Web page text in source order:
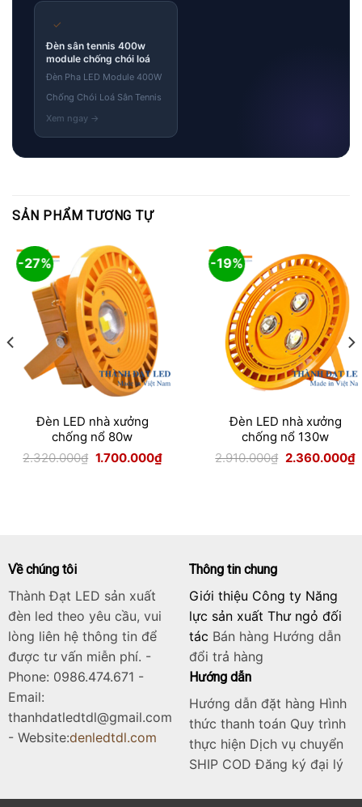
✓
Đèn sân tennis 400w
module chống chói loá
Đèn Pha LED Module 400W
Chống Chói Loá Sân Tennis
SẢN PHẨM TƯƠNG TỰ
-27%
Đèn LED nhà xưởng
chống nổ 80w
2.320.000₫ Giá
gốc
1.700.000₫Giá
hiện
-19%
Đèn LED nhà xưởng
chống nổ 130w
2.910.000₫
Giá
gốc
2.360.000₫
Về chúng tôi
Thành Đạt LED sản xuất
đèn led theo yêu cầu, vui
lòng liên hệ thông tin để
được tư vấn miễn phí. -
Phone: 0986.474.671 -
Email:
thanhdatledtdl@gmail.com
- Website:denledtdl.com
Thông tin chung
Giới thiệu Công ty Năng
lực sản xuất Thư ngỏ đối
tác Bán hàng Hướng dẫn
đổi trả hàng
Hướng dẫn
Hướng dẫn đặt hàng Hình
thức thanh toán Quy trình
thực hiện Dịch vụ chuyển
SHIP COD Đăng ký đại lý